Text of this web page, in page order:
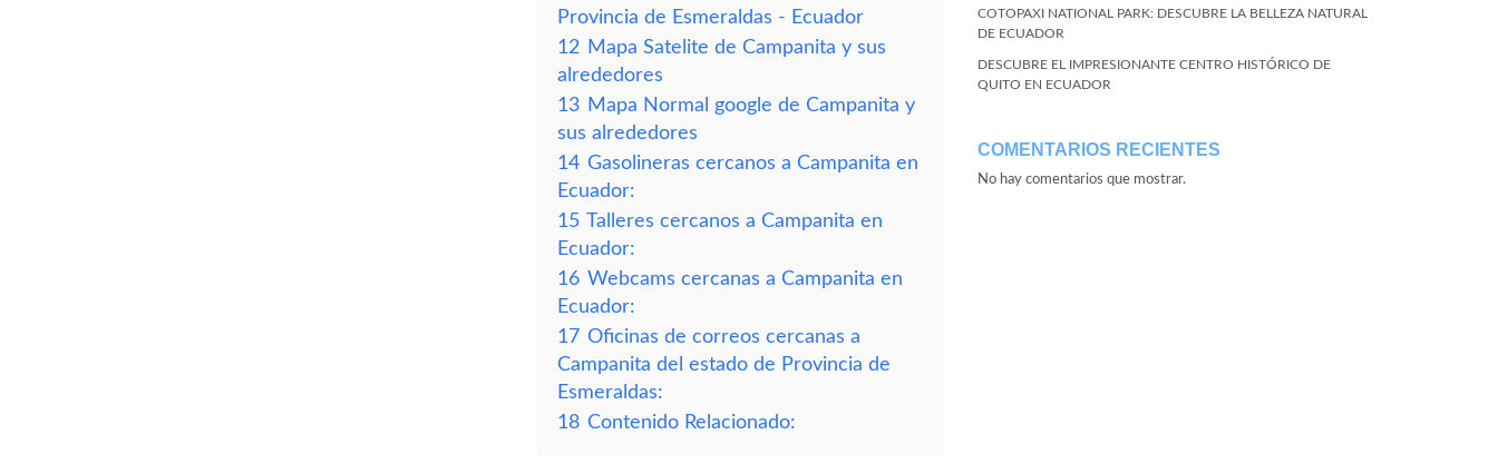
Provincia de Esmeraldas - Ecuador
12 Mapa Satelite de Campanita y sus
alrededores
13 Mapa Normal google de Campanita y
sus alrededores
14 Gasolineras cercanos a Campanita en
Ecuador:
15 Talleres cercanos a Campanita en
Ecuador:
16 Webcams cercanas a Campanita en
Ecuador:
17 Oficinas de correos cercanas a
Campanita del estado de Provincia de
Esmeraldas:
18 Contenido Relacionado:
COTOPAXI NATIONAL PARK: DESCUBRE LA BELLEZA NATURAL
DE ECUADOR
DESCUBRE EL IMPRESIONANTE CENTRO HISTÓRICO DE
QUITO EN ECUADOR
COMENTARIOS RECIENTES
No hay comentarios que mostrar.